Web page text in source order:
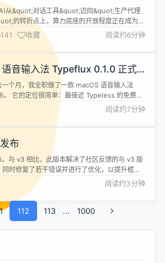
区对接、70+大模型0day适配，
框架降低开发门槛
从&quot;对话工具&quot;迈向&quot;生产代理
的转折点上，算力底座的开放程度正在成为生
争的关键变量。华为昇腾在近期的生态媒体沟通
上释放了明确信号：CANN（Compute
for Neural Networks）全面开源开
，与Triton、PyTorch、vLLM等90多个主流开源
深度对接，...
141 收藏 阅读约6分钟
音输入法 Typeflux 0.1.0 正式
个月，我全职做了一款 macOS 语音输入法
它的定位很简单：最接近 Typeless 的免费替
久免费，支持 100% 本地离线运行。 为什么做这
，我被它的效果震惊了 &mdash;&mdash;
阅读约7分钟
布
与 v3 相比，此版本解决了社区反馈的与 v3 版
时修复了若干错误并进行了优化，以提升框架
新内容如下： New Features 添加对类级别组命
添加对 Spring Shell 4 中请求输入的测试命
阅读约3分钟
112 113 ... 1000